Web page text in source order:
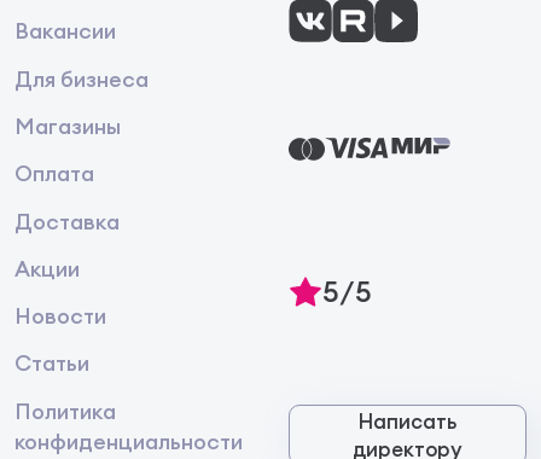
Вакансии
Для бизнеса
Магазины
Оплата
Доставка
Акции
Новости
Статьи
Политика
конфиденциальности
5/5
Написать
директору